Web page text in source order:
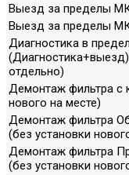
Выезд за пределы
Выезд за пределы
Диагностика в
отдельно)
Демонтаж фильтра с
нового на месте)
Демонтаж фильтра
(без установки
Демонтаж фильтра
(без установки